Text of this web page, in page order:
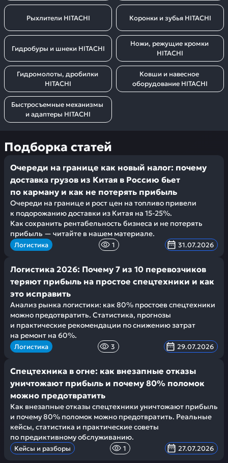
Рыхлители HITACHI Коронки и зубья HITACHI
Гидробуры и шнеки HITACHI
Ножи, режущие кромки
HITACHI
Гидромолоты, дробилки
HITACHI
Ковши и навесное
оборудование HITACHI
Быстросъемные механизмы
и адаптеры HITACHI
Подборка статей
Очереди на границе как новый налог: почему
доставка грузов из Китая в Россию бьет
по карману и как не потерять прибыль
Очереди на границе и рост цен на топливо привели
к подорожанию доставки из Китая на 15-25%.
Как сохранить рентабельность бизнеса и не потерять
прибыль — читайте в нашем материале.
Логистика 1 31.07.2026
Логистика 2026: Почему 7 из 10 перевозчиков
теряют прибыль на простое спецтехники и как
это исправить
Анализ рынка логистики: как 80% простоев спецтехники
можно предотвратить. Статистика, прогнозы
и практические рекомендации по снижению затрат
на ремонт на 60%.
Логистика 3 29.07.2026
Спецтехника в огне: как внезапные отказы
уничтожают прибыль и почему 80% поломок
можно предотвратить
Как внезапные отказы спецтехники уничтожают прибыль
и почему 80% поломок можно предотвратить. Реальные
кейсы, статистика и практические советы
по предиктивному обслуживанию.
Кейсы и разборы 1 27.07.2026